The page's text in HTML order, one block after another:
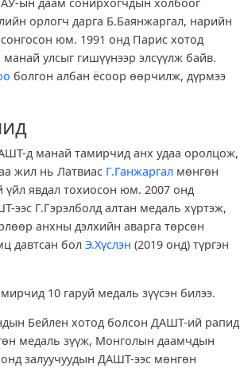
орлогч дарга Б.Баянжаргал, нарийн
юм. 1991 онд Парис хотод
улсыг гишүүнээр элсүүлж байв.
болгон албан ёсоор өөрчилж, дүрмээ
д манай тамирчид анх удаа оролцож,
жил нь Латвиас Г.Ганжаргал мөнгөн
үйл явдал тохиосон юм. 2007 онд
Г.Гэрэлболд алтан медаль хүртэж,
анхны дэлхийн аварга төрсөн
давтсан болЭ.Хүслэн (2019 онд) түргэн
10 гаруй медаль зүүсэн билээ.
Бейлен хотод болсон ДАШТ-ий рапид
медаль зүүж, Монголын даамчдын
онд залуучуудын ДАШТ-ээс мөнгөн